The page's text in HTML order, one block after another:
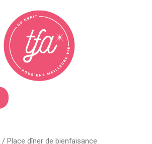
/ Place dîner de bienfaisance